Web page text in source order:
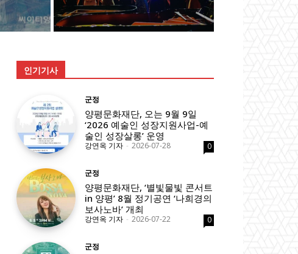
인기기사
군정
양평문화재단, 오는 9월 9일
‘2026 예술인 성장지원사업-예
술인 성장살롱’ 운영
강연옥 기자 - 2026-07-28 0
군정
양평문화재단, ‘별빛물빛 콘서트
in 양평’ 8월 정기공연 ‘나희경의
보사노바’ 개최
강연옥 기자 - 2026-07-22 0
군정